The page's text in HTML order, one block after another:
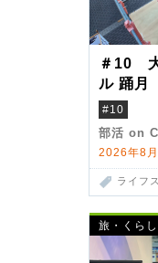
＃10
ル 踊月
#10
部活 on
2026年8
ライフ
旅・くらし